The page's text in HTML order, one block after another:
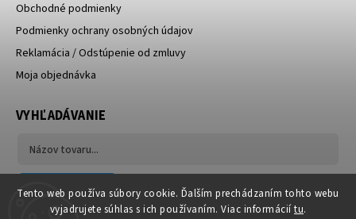
Tento web používa súbory cookie. Ďalším prechádzaním tohto webu
vyjadrujete súhlas s ich používaním. Viac informácií tu.
Obchodné podmienky
Podmienky ochrany osobných údajov
Reklamácia / Odstúpenie od zmluvy
Moja objednávka
VYHĽADÁVANIE
Hľadať